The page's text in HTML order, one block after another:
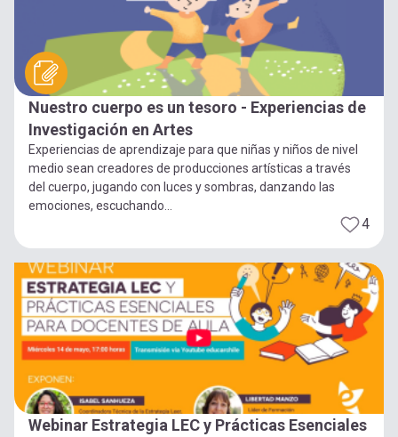
Nuestro cuerpo es un tesoro - Experiencias de
Investigación en Artes
Experiencias de aprendizaje para que niñas y niños de nivel
medio sean creadores de producciones artísticas a través
del cuerpo, jugando con luces y sombras, danzando las
emociones, escuchando...
4
Webinar Estrategia LEC y Prácticas Esenciales